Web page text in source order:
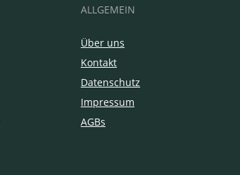
ALLGEMEIN
Über uns
Kontakt
Datenschutz
Impressum
AGBs